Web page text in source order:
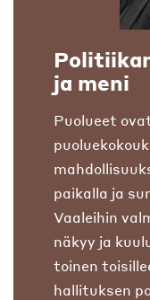
ja meni
Puolueet
paikalla ja
Vaaleihin
näkyy ja
toinen
hallituksen